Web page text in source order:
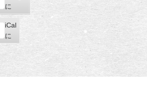
で
iCal
で
に
iCal
に